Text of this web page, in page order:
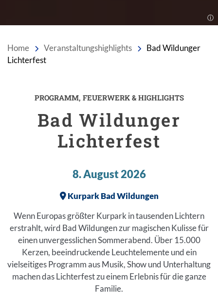
Home Veranstaltungshighlights
Bad Wildunger
Lichterfest
Einleitung
PROGRAMM, FEUERWERK & HIGHLIGHTS
Bad Wildunger
Lichterfest
8. August 2026
Kurpark Bad Wildungen
Wenn Europas größter Kurpark in tausenden Lichtern
erstrahlt, wird Bad Wildungen zur magischen Kulisse für
einen unvergesslichen Sommerabend. Über 15.000
Kerzen, beeindruckende Leuchtelemente und ein
vielseitiges Programm aus Musik, Show und Unterhaltung
machen das Lichterfest zu einem Erlebnis für die ganze
Familie.